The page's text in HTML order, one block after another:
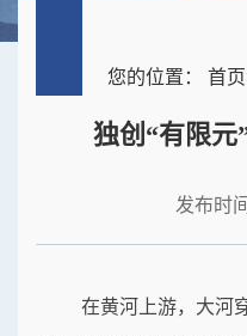
您的位置： 首页
独创“有限元
发布时
在黄河上游，大河